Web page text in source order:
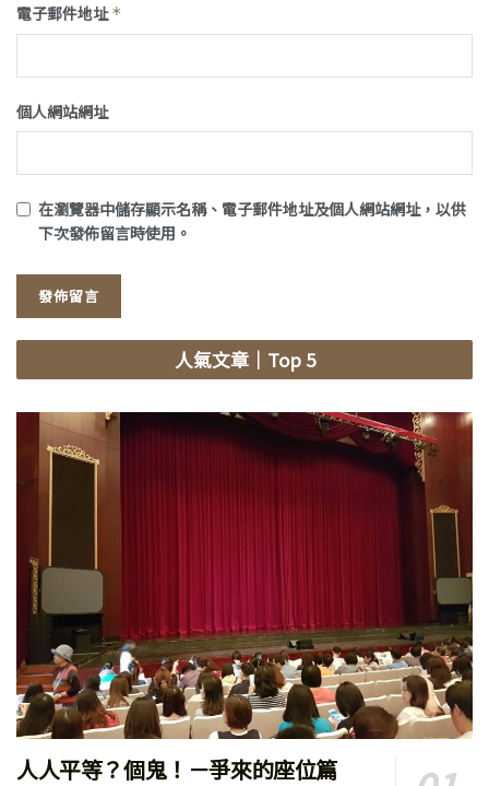
電子郵件地址*
個人網站網址
在瀏覽器中儲存顯示名稱、電子郵件地址及個人網站網址，以供
下次發佈留言時使用。
人氣文章｜Top 5
人人平等？個鬼！－爭來的座位篇